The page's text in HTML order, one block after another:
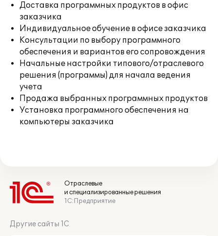
Доставка программных продуктов в офис
заказчика
Индивидуальное обучение в офисе заказчика
Консультации по выбору программного
обеспечения и вариантов его сопровождения
Начальные настройки типового/отраслевого
решения (программы) для начала ведения
учета
Продажа выбранных программных продуктов
Установка программного обеспечения на
компьютеры заказчика
Отраслевые
и специализированные решения
1С:Предприятие
Другие сайты 1С